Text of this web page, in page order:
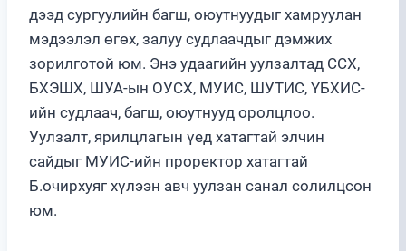
дээд сургуулийн багш, оюутнуудыг хамруулан
мэдээлэл өгөх, залуу судлаачдыг дэмжих
зорилготой юм. Энэ удаагийн уулзалтад ССХ,
БХЭШХ, ШУА-ын ОУСХ, МУИС, ШУТИС, ҮБХИС-
ийн судлаач, багш, оюутнууд оролцлоо.
Уулзалт, ярилцлагын үед хатагтай элчин
сайдыг МУИС-ийн проректор хатагтай
Б.очирхуяг хүлээн авч уулзан санал солилцсон
юм.